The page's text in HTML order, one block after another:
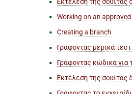
Working on an
Creating a branch
Γράφοντας μερικά
Γράφοντας κώδικα για
Εκτέλεση της σουίτας